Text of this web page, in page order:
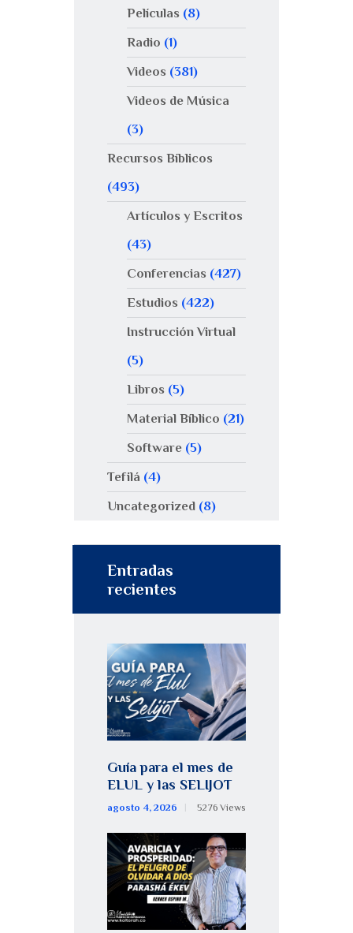
Películas (8)
Radio (1)
Videos (381)
Videos de Música
(3)
Recursos Bíblicos
(493)
Artículos y Escritos
(43)
Conferencias (427)
Estudios (422)
Instrucción Virtual
(5)
Libros (5)
Material Bíblico (21)
Software(5)
Tefilá (4)
Uncategorized (8)
Entradas
recientes
Guía para el mes de
ELUL y las SELIJOT
agosto 4, 2026 5276 Views